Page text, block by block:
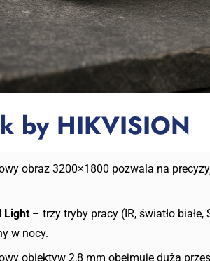
by HIKVISION
obraz 3200×1800 pozwala na
Light – trzy tryby pracy (IR, światło białe,
w nocy.
obiektyw 2,8 mm obejmuje dużą